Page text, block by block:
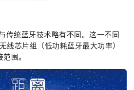
传统蓝牙技术略有不同。这一不同
线芯片组（低功耗蓝牙最大功率）
围。